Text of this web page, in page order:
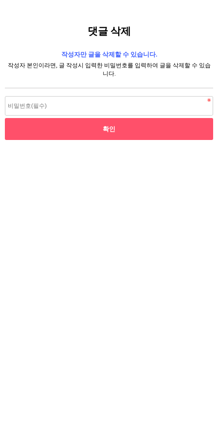
댓글 삭제
작성자만 글을 삭제할 수 있습니다.
작성자 본인이라면, 글 작성시 입력한 비밀번호를 입력하여 글을 삭제할 수 있습
니다.